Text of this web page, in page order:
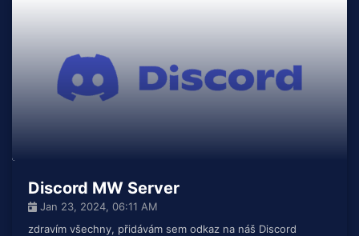
Discord MW Server
Jan 23, 2024, 06:11 AM
zdravím všechny, přidávám sem odkaz na náš Discord